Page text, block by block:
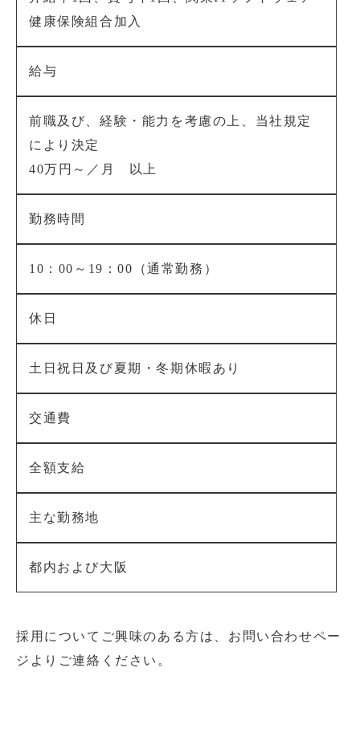
健康保険組合加入
給与
前職及び、経験・能力を考慮の上、当社規定
により決定
40万円～／月 以上
勤務時間
10：00～19：00（通常勤務）
休日
土日祝日及び夏期・冬期休暇あり
交通費
全額支給
主な勤務地
都内および大阪
採用についてご興味のある方は、お問い合わせペー
ジよりご連絡ください。